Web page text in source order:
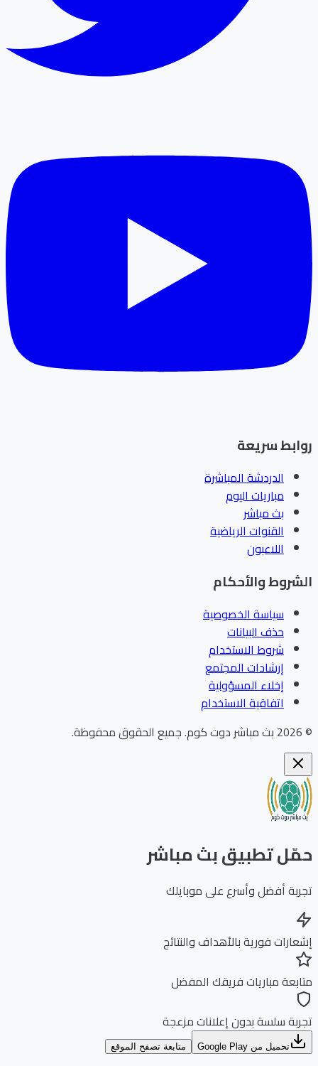
سريعة
الدردشة المباشرة
مباريات اليوم
بث مباشر
القنوات الرياضية
اللاعبون
والأحكام
سياسة الخصوصية
حذف البيانات
شروط الاستخدام
إرشادات المجتمع
إخلاء المسؤولية
اتفاقية الاستخدام
بث مباشر دوت كوم.جميع الحقوق محفوظة.
تطبيق بث مباشر
أفضل وأسرع على موبايلك
فورية بالأهداف والنتائج
مباريات فريقك المفضل
سلسة بدون إعلانات مزعجة
تحميل من Google Play متابعة تصفح الموقع